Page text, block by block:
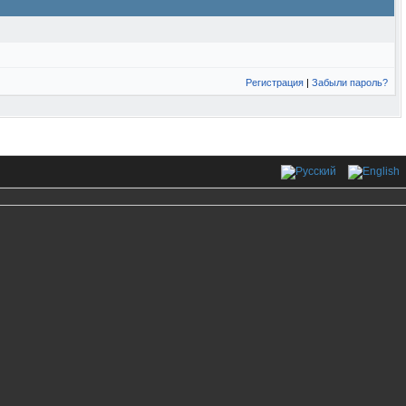
Регистрация | Забыли пароль?